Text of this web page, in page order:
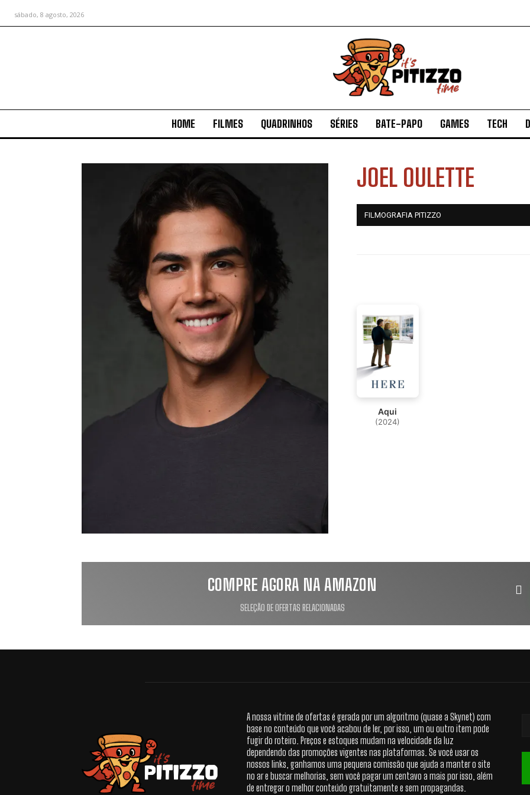
sábado, 8 agosto, 2026
HOME FILMES QUADRINHOS SÉRIES BATE-PAPO GAMES TECH
JOEL OULETTE
FILMOGRAFIA PITIZZO
Aqui
(2024)
COMPRE AGORA NA AMAZON
SELEÇÃO DE OFERTAS RELACIONADAS
A nossa vitrine de ofertas é gerada por um algoritmo (quase a Skynet) com
base no conteúdo que você acabou de ler, por isso, um ou outro item pode
fugir do roteiro. Preços e estoques mudam na velocidade da luz
dependendo das promoções vigentes nas plataformas. Se você usar os
nossos links, ganhamos uma pequena comissão que ajuda a manter o site
no ar e buscar melhorias, sem você pagar um centavo a mais por isso, além
de entregar o melhor conteúdo gratuitamente e sem propagandas.